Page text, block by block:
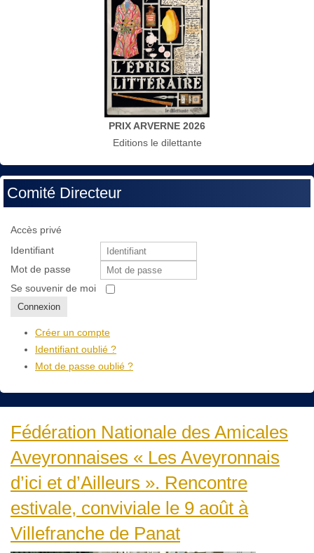
PRIX ARVERNE 2026
Editions le dilettante
Comité Directeur
Accès privé
Identifiant
Mot de passe
Se souvenir de moi
Connexion
Créer un compte
Identifiant oublié ?
Mot de passe oublié ?
Fédération Nationale des Amicales
Aveyronnaises « Les Aveyronnais
d’ici et d’Ailleurs ». Rencontre
estivale, conviviale le 9 août à
Villefranche de Panat